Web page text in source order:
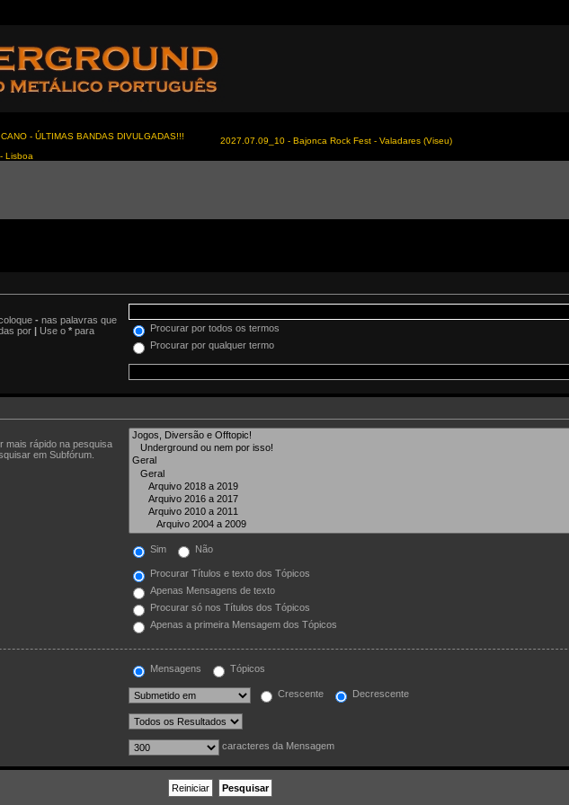
- ÚLTIMAS BANDAS DIVULGADAS!!!
Lisboa
2027.07.09_10 - Bajonca Rock Fest - Valadares (Viseu)
- nas palavras que
por | Use o * para
Procurar por todos os termos
Procurar por qualquer termo
mais rápido na pesquisa
em Subfórum.
Sim Não
Procurar Títulos e texto dos Tópicos
Apenas Mensagens de texto
Procurar só nos Títulos dos Tópicos
Apenas a primeira Mensagem dos Tópicos
Mensagens Tópicos
Crescente Decrescente
caracteres da Mensagem